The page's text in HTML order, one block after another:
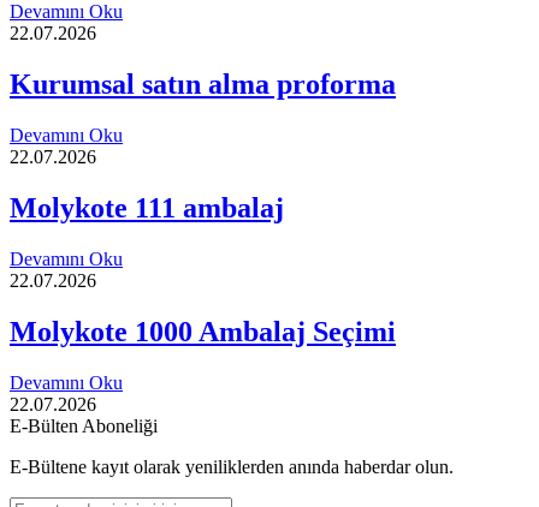
Devamını Oku
22.07.2026
Kurumsal satın alma proforma
Devamını Oku
22.07.2026
Molykote 111 ambalaj
Devamını Oku
22.07.2026
Molykote 1000 Ambalaj Seçimi
Devamını Oku
22.07.2026
E-Bülten Aboneliği
E-Bültene kayıt olarak yeniliklerden anında haberdar olun.